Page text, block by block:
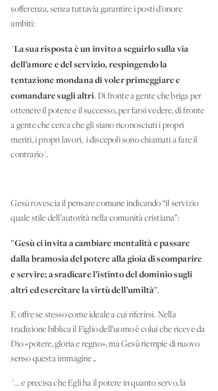
sofferenza, senza tuttavia garantire i posti d’onore
ambiti:
"La sua risposta è un invito a seguirlo sulla via
dell’amore e del servizio, respingendo la
tentazione mondana di voler primeggiare e
comandare sugli altri. Di fronte a gente che briga per
ottenere il potere e il successo, per farsi vedere, di fronte
a gente che cerca che gli siano riconosciuti i propri
meriti, i propri lavori, i discepoli sono chiamati a fare il
contrario".
Gesù rovescia il pensare comune indicando “il servizio
quale stile dell’autorità nella comunità cristiana”:
"Gesù ci invita a cambiare mentalità e passare
dalla bramosia del potere alla gioia di scomparire
e servire; a sradicare l’istinto del dominio sugli
altri ed esercitare la virtù dell’umiltà".
E offre se stesso come ideale a cui riferirsi. Nella
tradizione biblica il Figlio dell’uomo è colui che riceve da
Dio «potere, gloria e regno», ma Gesù riempie di nuovo
senso questa immagine…
"... e precisa che Egli ha il potere in quanto servo, la